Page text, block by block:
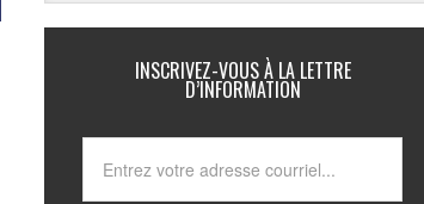
INSCRIVEZ-VOUS À LA LETTRE
D’INFORMATION